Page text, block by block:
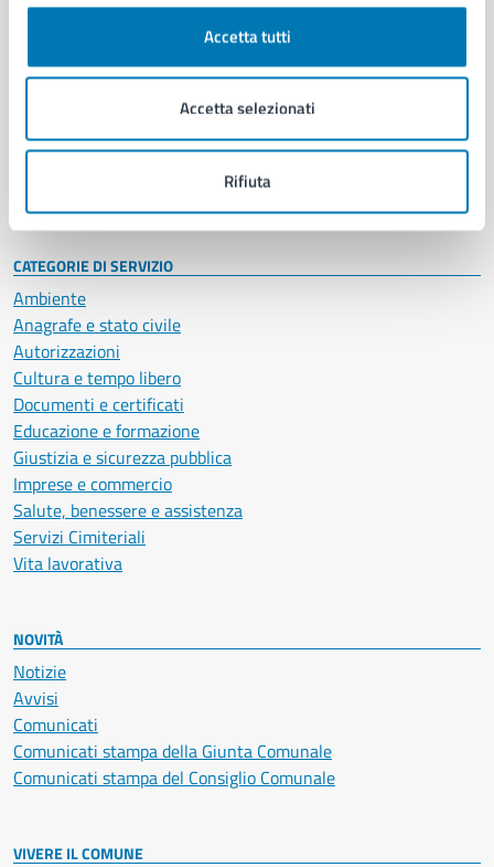
Accetta tutti
Accetta selezionati
Rifiuta
Enti e fondazioni
Personale amministrativo
Intranet, posta aziendale e protocollo
CATEGORIE DI SERVIZIO
Ambiente
Anagrafe e stato civile
Autorizzazioni
Cultura e tempo libero
Documenti e certificati
Educazione e formazione
Giustizia e sicurezza pubblica
Imprese e commercio
Salute, benessere e assistenza
Servizi Cimiteriali
Vita lavorativa
NOVITÀ
Notizie
Avvisi
Comunicati
Comunicati stampa della Giunta Comunale
Comunicati stampa del Consiglio Comunale
VIVERE IL COMUNE